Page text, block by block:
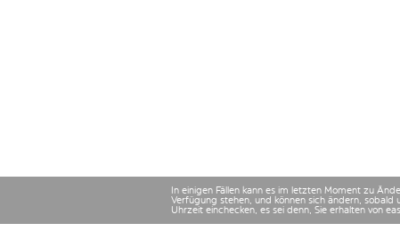
In einigen Fällen kann es im letzten Moment zu
Verfügung stehen, und können sich ändern,
Uhrzeit einchecken, es sei denn, Sie erhalten von